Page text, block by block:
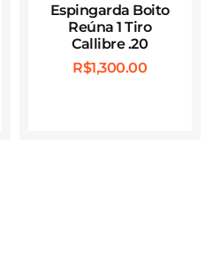
Espingarda Boito
Reúna 1 Tiro
Callibre .20
R$1,300.00